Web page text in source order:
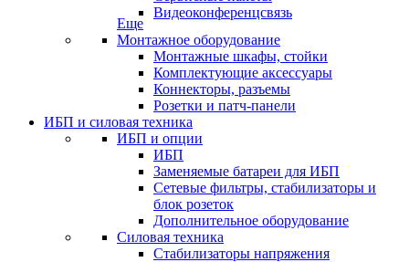
Видеоконференцсвязь
Еще
Монтажное оборудование
Монтажные шкафы, стойки
Комплектующие аксессуары
Коннекторы, разъемы
Розетки и патч-панели
ИБП и силовая техника
ИБП и опции
ИБП
Заменяемые батареи для ИБП
Сетевые фильтры, стабилизаторы и
блок розеток
Дополнительное оборудование
Силовая техника
Стабилизаторы напряжения